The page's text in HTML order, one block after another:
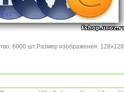
6000 шт.Размер изображения: